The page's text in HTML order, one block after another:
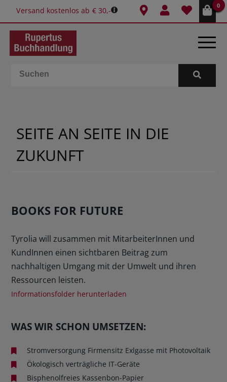
Versand kostenlos ab € 30,-
0
BÜCHER
SPIELE
GESCHENKIDEEN & MEHR
SEITE AN SEITE IN DIE
ZUKUNFT
BOOKS FOR FUTURE
Tyrolia will zusammen mit MitarbeiterInnen und
KundInnen einen sichtbaren Beitrag zum
nachhaltigen Umgang mit der Umwelt und ihren
Ressourcen leisten.
Informationsfolder herunterladen
WAS WIR SCHON UMSETZEN:
Stromversorgung Firmensitz Exlgasse mit Photovoltaik
Ökologisch verträgliche IT-Geräte
Bisphenolfreies Kassenbon-Papier